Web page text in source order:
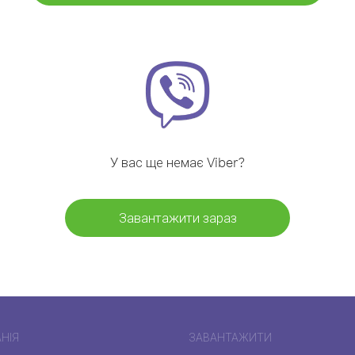
У вас ще немає Viber?
Завантажити зараз
ЗАВАНТАЖИТИ